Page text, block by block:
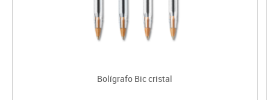
Bolígrafo Bic cristal